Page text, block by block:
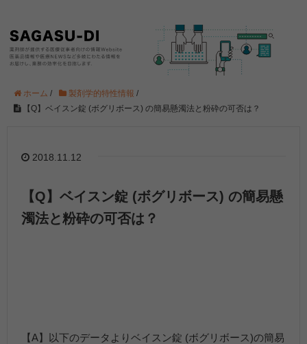
ホーム / 製剤学的特性情報 /
【Q】ベイスン錠 (ボグリボース) の簡易懸濁法と粉砕の可否は？
2018.11.12
【Q】ベイスン錠 (ボグリボース) の簡易懸
濁法と粉砕の可否は？
【A】以下のデータよりベイスン錠 (ボグリボース)の簡易